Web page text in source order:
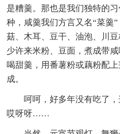
是糟羹。那也是我们独特的
种，咸羹我们方言又名“菜羹
菇、木耳、豆干、油泡、川
少许来米粉、豆面，煮成带
喝甜羹，用番薯粉或藕粉配
成。
呵呵，好多年没有吃了
哎呀呀……